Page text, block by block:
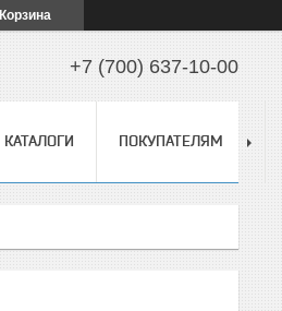
Корзина
+7 (700) 637-10-00
КАТАЛОГИ ПОКУПАТЕЛЯМ